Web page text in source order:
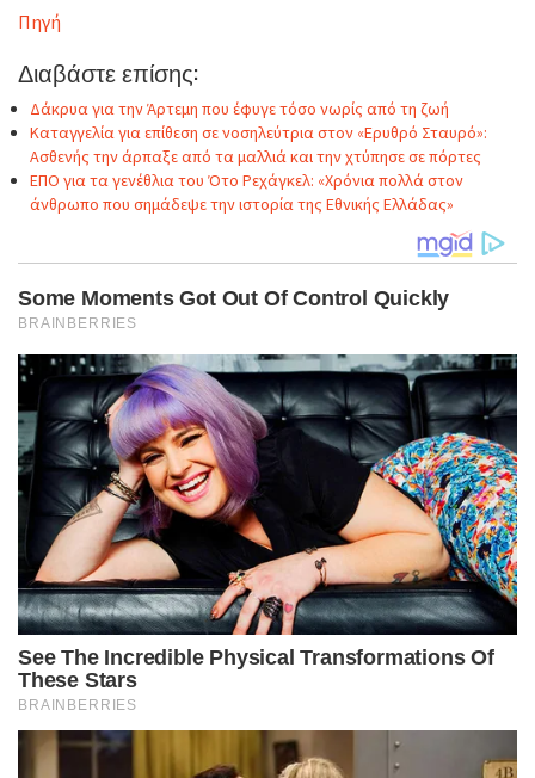
Πηγή
Διαβάστε επίσης:
Δάκρυα για την Άρτεμη που έφυγε τόσο νωρίς από τη ζωή
Καταγγελία για επίθεση σε νοσηλεύτρια στον «Ερυθρό Σταυρό»:
Ασθενής την άρπαξε από τα μαλλιά και την χτύπησε σε πόρτες
ΕΠΟ για τα γενέθλια του Ότο Ρεχάγκελ: «Χρόνια πολλά στον
άνθρωπο που σημάδεψε την ιστορία της Εθνικής Ελλάδας»